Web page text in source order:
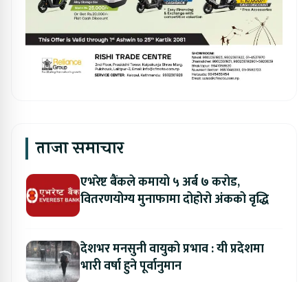
ताजा समाचार
एभरेष्ट बैंकले कमायो ५ अर्ब ७ करोड,
वितरणयोग्य मुनाफामा दोहोरो अंकको वृद्धि
देशभर मनसुनी वायुको प्रभाव : यी प्रदेशमा
भारी वर्षा हुने पूर्वानुमान